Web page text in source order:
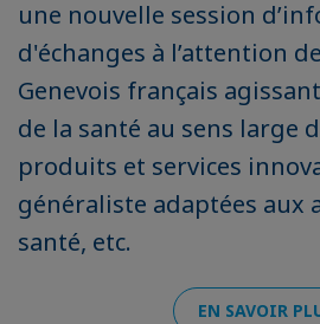
une nouvelle session
d'échanges à l’attention
Genevois français
de la santé au sens large
produits et services
généraliste adaptées aux
santé, etc.
EN SAVOIR